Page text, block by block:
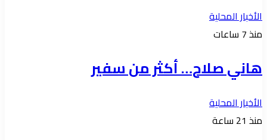
الأخبار المحلية
منذ 7 ساعات
هاني صلاح… أكثر من سفير
الأخبار المحلية
منذ 21 ساعة